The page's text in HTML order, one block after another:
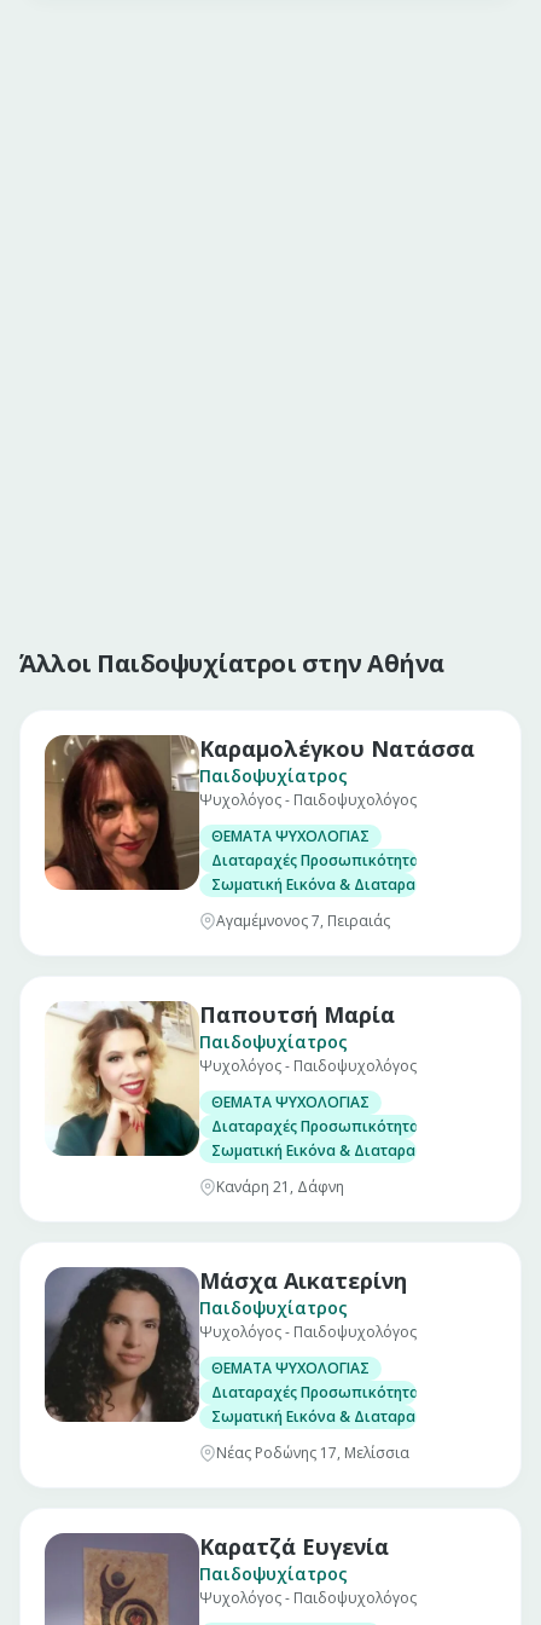
Άλλοι Παιδοψυχίατροι στην Αθήνα
Καραμολέγκου Νατάσσα
Παιδοψυχίατρος
Ψυχολόγος - Παιδοψυχολόγος
ΘΕΜΑΤΑ ΨΥΧΟΛΟΓΙΑΣ
Διαταραχές Προσωπικότητας
Σωματική Εικόνα & Διαταραχές
Αγαμέμνονος 7, Πειραιάς
Παπουτσή Μαρία
Παιδοψυχίατρος
Ψυχολόγος - Παιδοψυχολόγος
ΘΕΜΑΤΑ ΨΥΧΟΛΟΓΙΑΣ
Διαταραχές Προσωπικότητας
Σωματική Εικόνα & Διαταραχές
Κανάρη 21, Δάφνη
Μάσχα Αικατερίνη
Παιδοψυχίατρος
Ψυχολόγος - Παιδοψυχολόγος
ΘΕΜΑΤΑ ΨΥΧΟΛΟΓΙΑΣ
Διαταραχές Προσωπικότητας
Σωματική Εικόνα & Διαταραχές
Νέας Ροδώνης 17, Μελίσσια
Καρατζά Ευγενία
Παιδοψυχίατρος
Ψυχολόγος - Παιδοψυχολόγος